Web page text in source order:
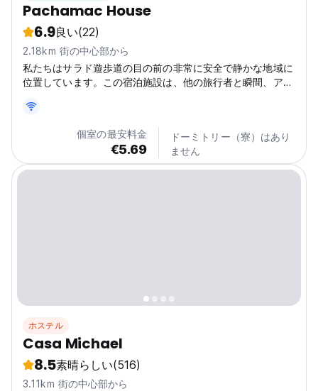
Pachamac House
6.9良い(22)
2.18km 街の中心部から
私たちはサラド遊歩道の目の前の非常に安全で静かな地域に
位置しています。この宿泊施設は、他の旅行者と瞬間、アド
個室の最安料金
€5.69
ドーミトリー（寮）はあり
ません
ホステル
Casa Michael
8.5素晴らしい(516)
3.11km 街の中心部から